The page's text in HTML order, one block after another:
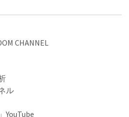
CHANNEL
ル
YouTube